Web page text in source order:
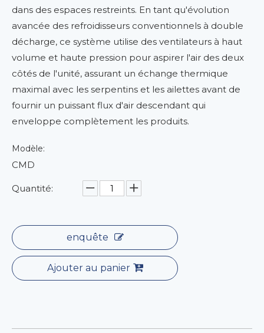
dans des espaces restreints. En tant qu'évolution
avancée des refroidisseurs conventionnels à double
décharge, ce système utilise des ventilateurs à haut
volume et haute pression pour aspirer l'air des deux
côtés de l'unité, assurant un échange thermique
maximal avec les serpentins et les ailettes avant de
fournir un puissant flux d'air descendant qui
enveloppe complètement les produits.
Modèle:
CMD
Quantité:
enquête
Ajouter au panier